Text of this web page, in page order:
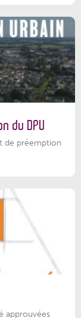
du DPU
de préemption
approuvées